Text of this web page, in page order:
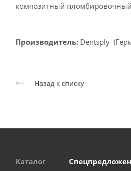
композитный
Производитель: Dentsply
Назад к списку
Каталог